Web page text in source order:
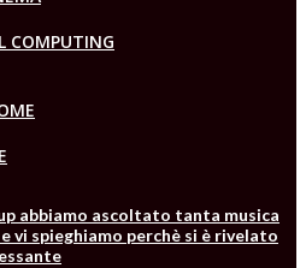
COMPUTING
abbiamo ascoltato tanta musica
vi spieghiamo perchè si è rivelato